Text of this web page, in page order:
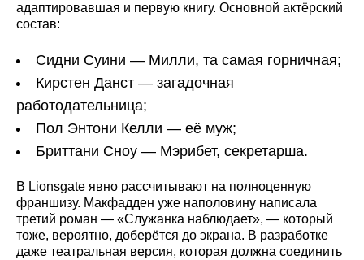
адаптировавшая и первую книгу. Основной актёрский
состав:
Сидни Суини — Милли, та самая горничная;
Кирстен Данст — загадочная
работодательница;
Пол Энтони Келли — её муж;
Бриттани Сноу — Мэрибет, секретарша.
В Lionsgate явно рассчитывают на полноценную
франшизу. Макфадден уже наполовину написала
третий роман — «Служанка наблюдает», — который
тоже, вероятно, доберётся до экрана. В разработке
даже театральная версия, которая должна соединить